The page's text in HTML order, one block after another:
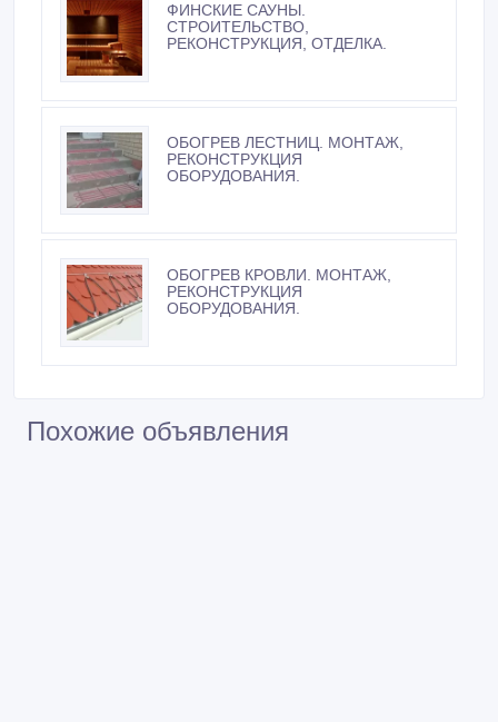
ФИНСКИЕ САУНЫ.
СТРОИТЕЛЬСТВО,
РЕКОНСТРУКЦИЯ, ОТДЕЛКА.
ОБОГРЕВ ЛЕСТНИЦ. МОНТАЖ,
РЕКОНСТРУКЦИЯ
ОБОРУДОВАНИЯ.
ОБОГРЕВ КРОВЛИ. МОНТАЖ,
РЕКОНСТРУКЦИЯ
ОБОРУДОВАНИЯ.
Похожие объявления